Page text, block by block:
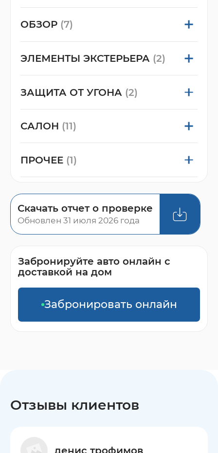
ОБЗОР (7)
ЭЛЕМЕНТЫ ЭКСТЕРЬЕРА (2)
ЗАЩИТА ОТ УГОНА (2)
САЛОН (11)
ПРОЧЕЕ (1)
Скачать отчет о проверке
Обновлен 31 июля 2026 года
Забронируйте авто онлайн с
доставкой на дом
Забронировать онлайн
Отзывы клиентов
денис трофимов